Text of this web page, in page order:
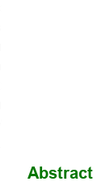
Abstract